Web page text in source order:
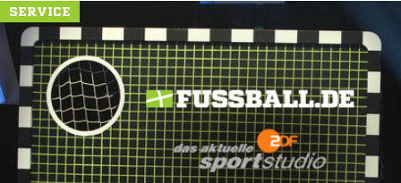
SERVICE